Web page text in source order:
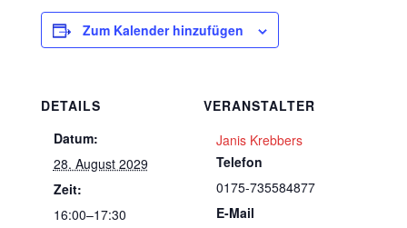
Zum Kalender hinzufügen
DETAILS
Datum:
28. August 2029
Zeit:
16:00–17:30
VERANSTALTER
Janis Krebbers
Telefon
0175-735584877
E-Mail